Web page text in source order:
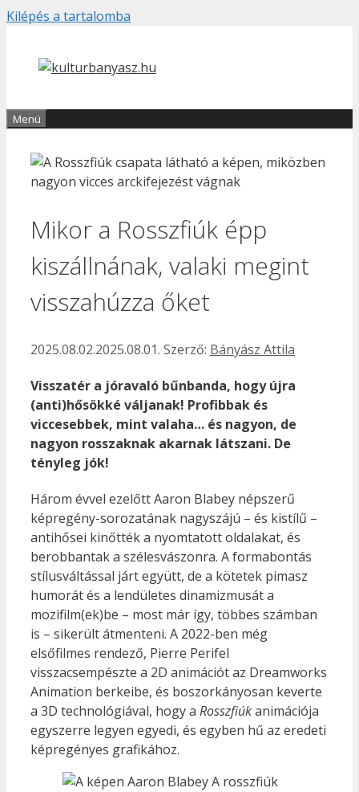
Kilépés a tartalomba
Menü
Mikor a Rosszfiúk épp
kiszállnának, valaki megint
visszahúzza őket
2025.08.02.2025.08.01. Szerző: Bányász Attila
Visszatér a jóravaló bűnbanda, hogy újra
(anti)hősökké váljanak! Profibbak és
viccesebbek, mint valaha… és nagyon, de
nagyon rosszaknak akarnak látszani. De
tényleg jók!
Három évvel ezelőtt Aaron Blabey népszerű
képregény-sorozatának nagyszájú – és kistílű –
antihősei kinőtték a nyomtatott oldalakat, és
berobbantak a szélesvászonra. A formabontás
stílusváltással járt együtt, de a kötetek pimasz
humorát és a lendületes dinamizmusát a
mozifilm(ek)be – most már így, többes számban
is – sikerült átmenteni. A 2022-ben még
elsőfilmes rendező, Pierre Perifel
visszacsempészte a 2D animációt az Dreamworks
Animation berkeibe, és boszorkányosan keverte
a 3D technológiával, hogy a Rosszfiúkanimációja
egyszerre legyen egyedi, és egyben hű az eredeti
képregényes grafikához.